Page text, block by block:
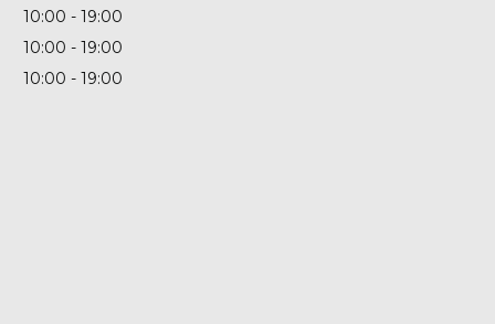
10:00
19:00
10:00
19:00
10:00 19:00